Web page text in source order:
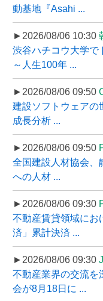
動基地『Asahi ...
►2026/08/06 10:30
渋谷ハチコウ大学で
～人生100年 ...
►2026/08/06 09:50
建設ソフトウェアの
成長分析 ...
►2026/08/06 09:50
全国建設人材協会、
への人材 ...
►2026/08/06 09:30
不動産賃貸領域にお
済」累計決済 ...
►2026/08/06 09:30
不動産業界の交流を
会が8月18日に ...